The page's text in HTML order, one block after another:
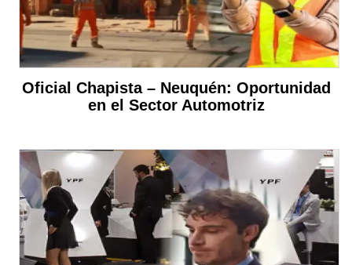
Oficial Chapista – Neuquén: Oportunidad
en el Sector Automotriz